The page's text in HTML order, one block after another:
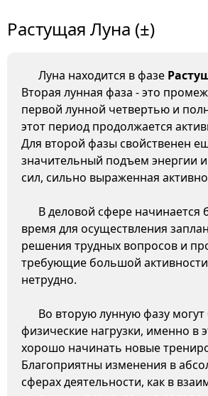
Растущая Луна (±)
Луна находится в фазе
Вторая лунная фаза - это
первой лунной четвертью и
этот период продолжается
Для второй фазы свойственен
значительный подъем энергии
сил, сильно выраженная
В деловой сфере начинается
время для осуществления
решения трудных вопросов и
требующие большой активности
нетрудно.
Во вторую лунную фазу
физические нагрузки, именно в
хорошо начинать новые
Благоприятны изменения в
сферах деятельности, как в